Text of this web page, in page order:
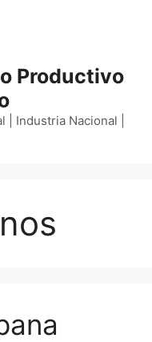
Productivo
| Industria Nacional |